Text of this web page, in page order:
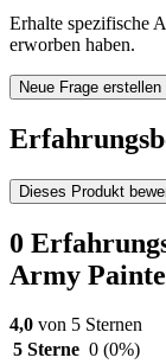
Erhalte spezifische
erworben haben.
Neue Frage erstellen
Dieses Produkt
0
Army
4,0 von 5 Sternen
5 Sterne 0 (0%)